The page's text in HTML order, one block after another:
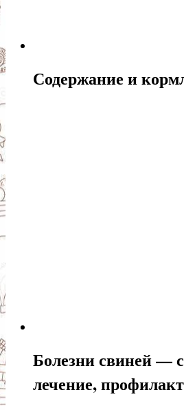
Содержание и
Болезни свиней —
лечение,